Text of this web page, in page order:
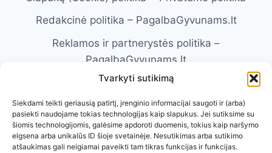
Tvarkyti sutikimą
Siekdami teikti geriausią patirtį, įrenginio informacijai saugoti ir (arba)
pasiekti naudojame tokias technologijas kaip slapukus. Jei sutiksime su
šiomis technologijomis, galėsime apdoroti duomenis, tokius kaip naršymo
elgsena arba unikalūs ID šioje svetainėje. Nesutikimas arba sutikimo
atšaukimas gali neigiamai paveikti tam tikras funkcijas ir funkcijas.
Redakcinė politika – PagalbaGyvunams.lt
Reklamos ir partnerystės politika –
PagalbaGyvunams.lt
Atsakomybės apribojimas –
PagalbaGyvunams.lt
Naudojimosi taisyklės – PagalbaGyvunams.lt
Kontaktai
Apie Mus